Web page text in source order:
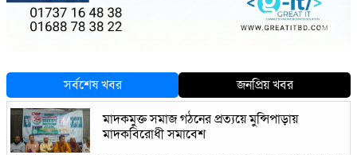
সর্বশেষ খবর
জনপ্রিয় খবর
মাদকমুক্ত সমাজ গঠনের প্রত্যয়ে মুন্সিপাড়ায়
মাদকবিরোধী সমাবেশ